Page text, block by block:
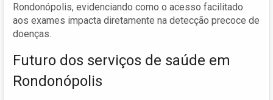
Rondonópolis, evidenciando como o acesso facilitado
aos exames impacta diretamente na detecção precoce de
doenças.
Futuro dos serviços de saúde em
Rondonópolis